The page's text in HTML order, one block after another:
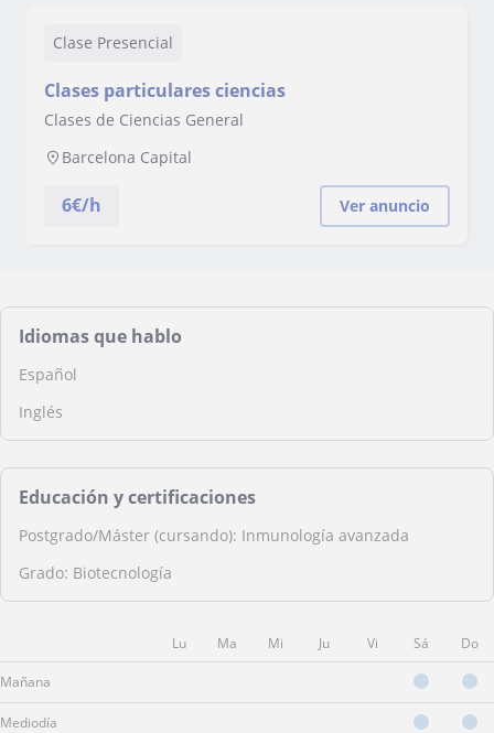
Clase Presencial
Clases particulares ciencias
Clases de Ciencias General
Barcelona Capital
6€/h Ver anuncio
Idiomas que hablo
Español
Inglés
Educación y certificaciones
Postgrado/Máster (cursando): Inmunología avanzada
Grado: Biotecnología
Lu Ma Mi Ju Vi Sá Do
Mañana
Mediodía